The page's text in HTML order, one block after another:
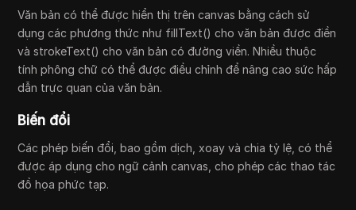
Văn bản có thể được hiển thị trên canvas bằng cách sử
dụng các phương thức như fillText() cho văn bản được điền
và strokeText() cho văn bản có đường viền. Nhiều thuộc
tính phông chữ có thể được điều chỉnh để nâng cao sức hấp
dẫn trực quan của văn bản.
Biến đổi
Các phép biến đổi, bao gồm dịch, xoay và chia tỷ lệ, có thể
được áp dụng cho ngữ cảnh canvas, cho phép các thao tác
đồ họa phức tạp.